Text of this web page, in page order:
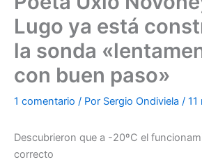
Lugo ya está
la sonda
con buen paso»
1 comentario / Por Sergio Ondiviela / 11
Descubrieron que a -20ºC el
correcto